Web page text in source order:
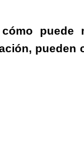
puede
pueden